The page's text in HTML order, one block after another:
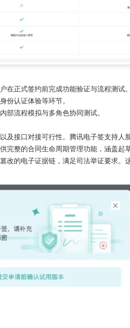
正式签约前完成功能验证与流程测试
份认证体验等环节。
部流程模拟与多角色协同测试。
及接口对接可行性。腾讯电子签支持人
完整的合同生命周期管理功能，涵盖起
改的电子证据链，满足司法举证要求。